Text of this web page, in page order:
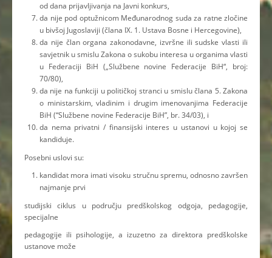
od dana prijavljivanja na Javni konkurs,
da nije pod optužnicom Međunarodnog suda za ratne zločine
u bivšoj Jugoslaviji (člana IX. 1. Ustava Bosne i Hercegovine),
da nije član organa zakonodavne, izvršne ili sudske vlasti ili
savjetnik u smislu Zakona o sukobu interesa u organima vlasti
u Federaciji BiH („Službene novine Federacije BiH“, broj:
70/80),
da nije na funkciji u političkoj stranci u smislu člana 5. Zakona
o ministarskim, vladinim i drugim imenovanjima Federacije
BiH (“Službene novine Federacije BiH”, br. 34/03), i
da nema privatni / finansijski interes u ustanovi u kojoj se
kandiduje.
Posebni uslovi su:
kandidat mora imati visoku stručnu spremu, odnosno završen
najmanje prvi
studijski ciklus u području predškolskog odgoja, pedagogije,
specijalne
pedagogije ili psihologije, a izuzetno za direktora predškolske
ustanove može